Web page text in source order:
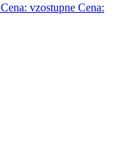
Cena: vzostupne Cena: